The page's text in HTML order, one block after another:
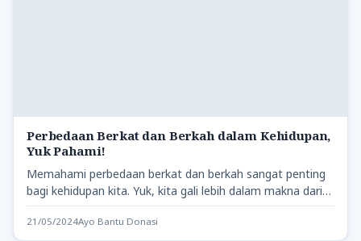
Perbedaan Berkat dan Berkah dalam Kehidupan,
Yuk Pahami!
Memahami perbedaan berkat dan berkah sangat penting
bagi kehidupan kita. Yuk, kita gali lebih dalam makna dari
masing-masing…
21/05/2024Ayo Bantu Donasi